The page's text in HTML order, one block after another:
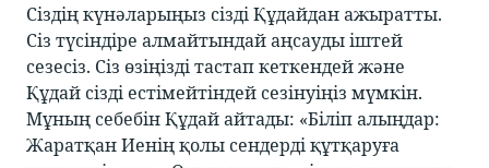
Сіздің күнәларыңыз сізді Құдайдан ажыратты.
Сіз түсіндіре алмайтындай аңсауды іштей
сезесіз. Сіз өзіңізді тастап кеткендей және
Құдай сізді естімейтіндей сезінуіңіз мүмкін.
Мұның себебін Құдай айтады: «Біліп алыңдар:
Жаратқан Иенің қолы сендерді құтқаруға